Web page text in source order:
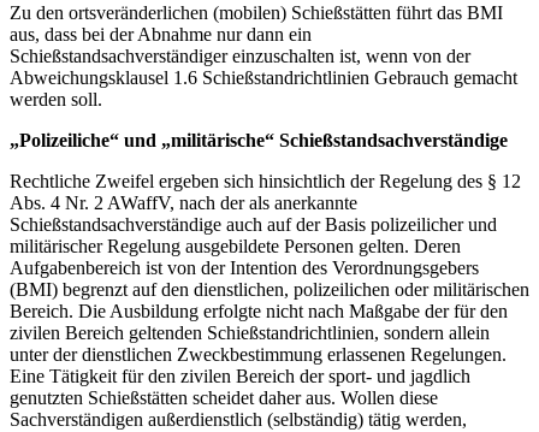
Zu den ortsveränderlichen (mobilen) Schießstätten führt das BMI
aus, dass bei der Abnahme nur dann ein
Schießstandsachverständiger einzuschalten ist, wenn von der
Abweichungsklausel 1.6 Schießstandrichtlinien Gebrauch gemacht
werden soll.
„Polizeiliche“ und „militärische“ Schießstandsachverständige
Rechtliche Zweifel ergeben sich hinsichtlich der Regelung des § 12
Abs. 4 Nr. 2 AWaffV, nach der als anerkannte
Schießstandsachverständige auch auf der Basis polizeilicher und
militärischer Regelung ausgebildete Personen gelten. Deren
Aufgabenbereich ist von der Intention des Verordnungsgebers
(BMI) begrenzt auf den dienstlichen, polizeilichen oder militärischen
Bereich. Die Ausbildung erfolgte nicht nach Maßgabe der für den
zivilen Bereich geltenden Schießstandrichtlinien, sondern allein
unter der dienstlichen Zweckbestimmung erlassenen Regelungen.
Eine Tätigkeit für den zivilen Bereich der sport- und jagdlich
genutzten Schießstätten scheidet daher aus. Wollen diese
Sachverständigen außerdienstlich (selbständig) tätig werden,